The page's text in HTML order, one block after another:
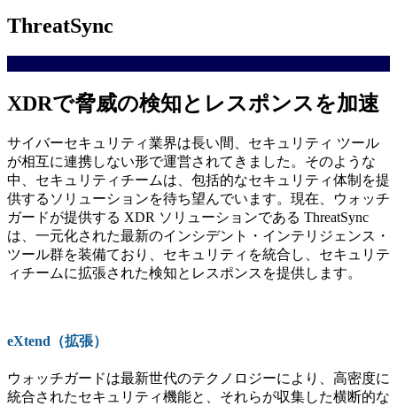
ThreatSync
XDRで脅威の検知とレスポンスを加速
サイバーセキュリティ業界は長い間、セキュリティ ツール
が相互に連携しない形で運営されてきました。そのような
中、セキュリティチームは、包括的なセキュリティ体制を提
供するソリューションを待ち望んでいます。現在、ウォッチ
ガードが提供する XDR ソリューションである ThreatSync
は、一元化された最新のインシデント・インテリジェンス・
ツール群を装備ており、セキュリティを統合し、セキュリテ
ィチームに拡張された検知とレスポンスを提供します。
eXtend（拡張）
ウォッチガードは最新世代のテクノロジーにより、高密度に
統合されたセキュリティ機能と、それらが収集した横断的な